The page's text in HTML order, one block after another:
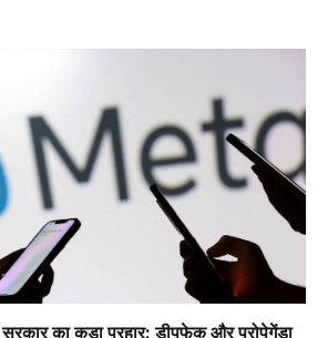
का कड़ा प्रहार: डीपफेक और प्रोपेगेंडा